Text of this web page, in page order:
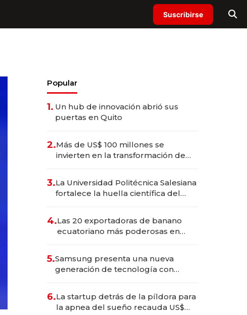
Suscribirse
Popular
1. Un hub de innovación abrió sus
puertas en Quito
2.Más de US$ 100 millones se
invierten en la transformación de
3.La Universidad Politécnica Salesiana
fortalece la huella científica del
4.Las 20 exportadoras de banano
ecuatoriano más poderosas en
5.Samsung presenta una nueva
generación de tecnología con
6.La startup detrás de la píldora para
la apnea del sueño recauda US$